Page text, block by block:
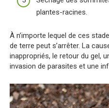
plantes-racines.
À n’importe lequel de ces
de terre peut s’arrêter. La
inappropriés, le retour du gel,
invasion de parasites et une